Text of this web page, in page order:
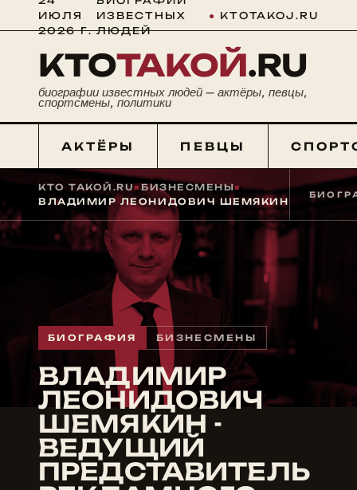
ИЮЛЯ
2026 Г.
ИЗВЕСТНЫХ
ЛЮДЕЙ
● KTOTAKOJ.RU
КТОТАКОЙ.RU
биографии известных людей — актёры, певцы,
спортсмены, политики
АКТЁРЫ ПЕВЦЫ
КТО ТАКОЙ.RU■БИЗНЕСМЕНЫ■
ВЛАДИМИР ЛЕОНИДОВИЧ ШЕМЯКИН
БИОГРАФИЯ БИЗНЕСМЕНЫ
ВЛАДИМИР
ЛЕОНИДОВИЧ
ШЕМЯКИН -
ВЕДУЩИЙ
ПРЕДСТАВИТЕЛЬ